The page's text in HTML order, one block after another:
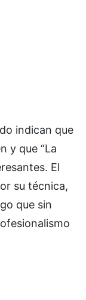
indican que
y que “La
El
su técnica,
que sin